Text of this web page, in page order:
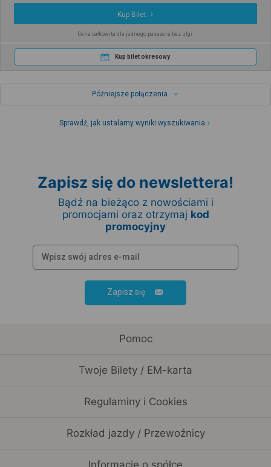
Kup Bilet
Cena całkowita dla jednego pasażera bez ulgi
Kup bilet okresowy
Późniejsze połączenia
Sprawdź, jak ustalamy wyniki wyszukiwania
Zapisz się do newslettera!
Bądź na bieżąco z nowościami i
promocjami oraz otrzymaj kod
promocyjny
Zapisz się
Pomoc
Twoje Bilety / EM-karta
Regulaminy i Cookies
Rozkład jazdy / Przewoźnicy
Informacje o spółce